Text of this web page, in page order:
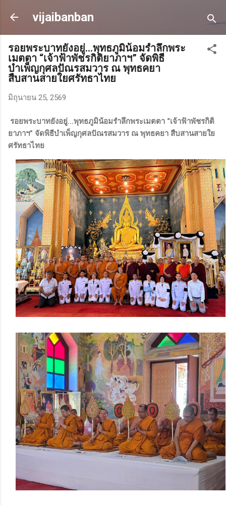
ข้ามไปที่เนื้อหาหลัก
vijaibanban
รอยพระบาทยังอยู่...พุทธภูมิน้อมรำลึกพระ
เมตตา “เจ้าฟ้าพัชรกิติยาภาฯ” จัดพิธี
บำเพ็ญกุศลปัณรสมวาร ณ พุทธคยา
สืบสานสายใยศรัทธาไทย
มิถุนายน 25, 2569
รอยพระบาทยังอยู่...พุทธภูมิน้อมรำลึกพระเมตตา “เจ้าฟ้าพัชรกิติ
ยาภาฯ” จัดพิธีบำเพ็ญกุศลปัณรสมวาร ณ พุทธคยา สืบสานสายใย
ศรัทธาไทย